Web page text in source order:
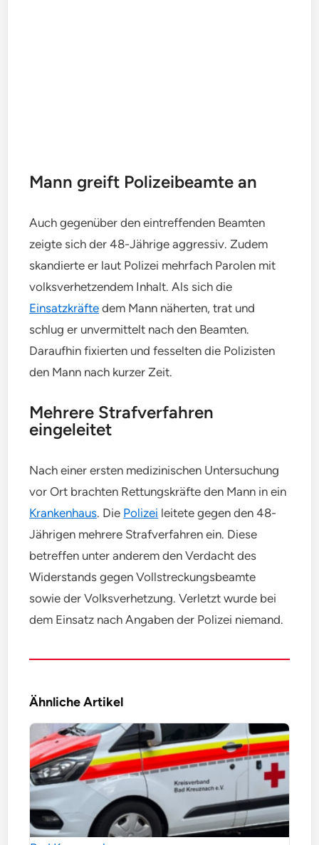
Mann greift Polizeibeamte an
Auch gegenüber den eintreffenden Beamten
zeigte sich der 48-Jährige aggressiv. Zudem
skandierte er laut Polizei mehrfach Parolen mit
volksverhetzendem Inhalt. Als sich die
Einsatzkräfte dem Mann näherten, trat und
schlug er unvermittelt nach den Beamten.
Daraufhin fixierten und fesselten die Polizisten
den Mann nach kurzer Zeit.
Mehrere Strafverfahren
eingeleitet
Nach einer ersten medizinischen Untersuchung
vor Ort brachten Rettungskräfte den Mann in ein
Krankenhaus. Die Polizei leitete gegen den 48-
Jährigen mehrere Strafverfahren ein. Diese
betreffen unter anderem den Verdacht des
Widerstands gegen Vollstreckungsbeamte
sowie der Volksverhetzung. Verletzt wurde bei
dem Einsatz nach Angaben der Polizei niemand.
Ähnliche Artikel